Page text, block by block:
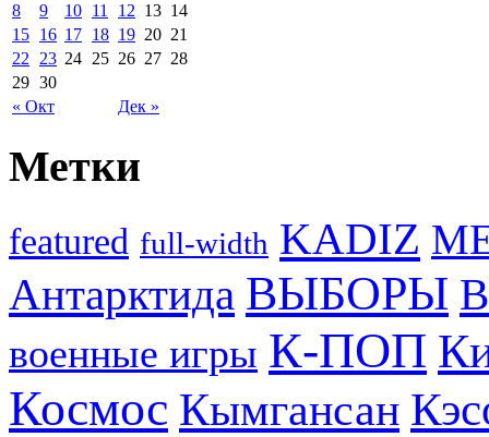
« Окт Дек »
8
9 10 11 12 13 14
15 16 17 18 19 20 21
22
23 24 25 26 27 28
29 30
Метки
featured full-width KADIZ
Антарктида ВЫБОРЫ
военные игры К-ПОП
Космос Кымгансан